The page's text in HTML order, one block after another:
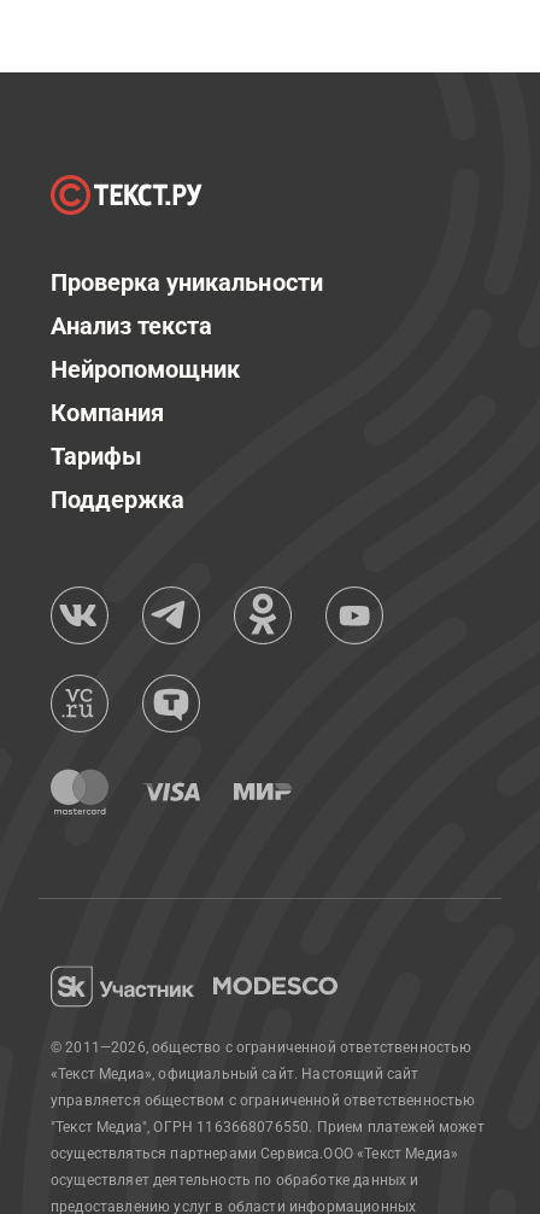
Проверка уникальности
Анализ текста
Нейропомощник
Компания
Тарифы
Поддержка
© 2011—2026, общество с ограниченной ответственностью
«Текст Медиа», официальный сайт. Настоящий сайт
управляется обществом с ограниченной ответственностью
"Текст Медиа", ОГРН 1163668076550. Прием платежей может
осуществляться партнерами Сервиса.ООО «Текст Медиа»
осуществляет деятельность по обработке данных и
предоставлению услуг в области информационных